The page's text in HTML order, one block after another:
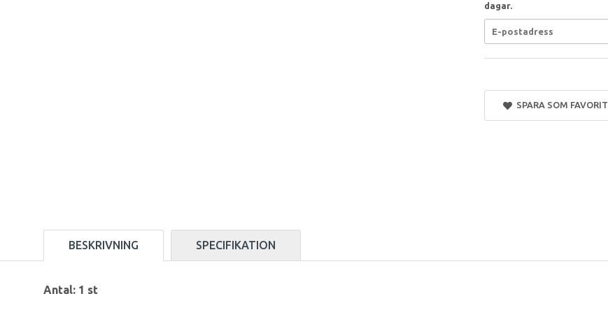
dagar.
SPARA SOM FAVORIT
BESKRIVNING SPECIFIKATION
Antal: 1 st